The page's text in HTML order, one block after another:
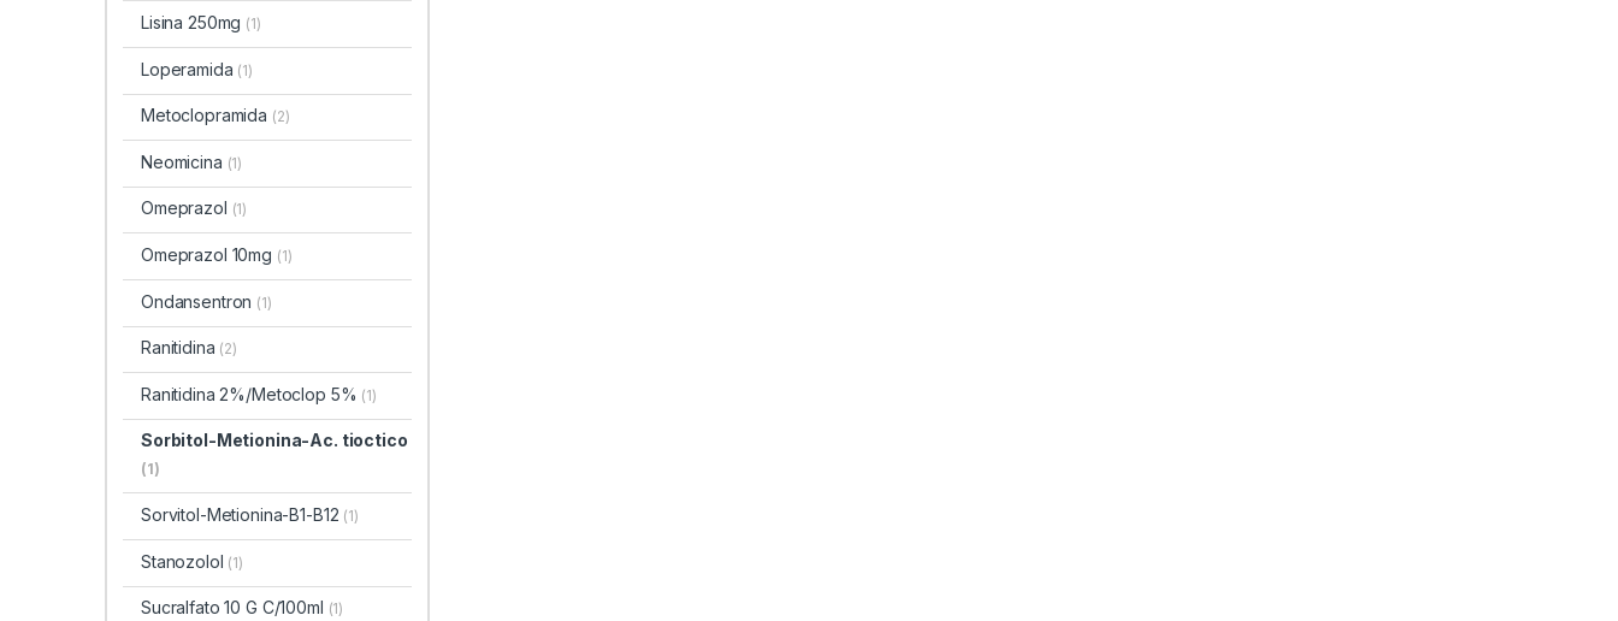
Lisina 250mg (1)
Loperamida (1)
Metoclopramida (2)
Neomicina (1)
Omeprazol (1)
Omeprazol 10mg (1)
Ondansentron (1)
Ranitidina (2)
Ranitidina 2%/Metoclop 5% (1)
Sorbitol-Metionina-Ac. tioctico
(1)
Sorvitol-Metionina-B1-B12 (1)
Stanozolol (1)
Sucralfato 10 G C/100ml (1)